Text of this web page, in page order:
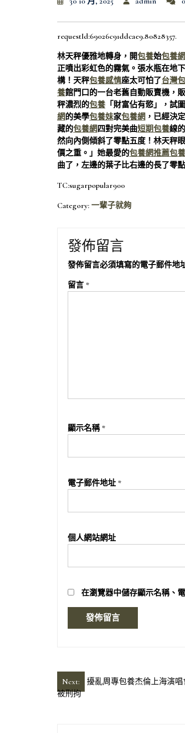
requestId:69026c91ddcae9.80828357.
林天秤優雅地轉身，開包養始包養
正噴出彩虹色的霧氣。張水瓶在地
構！天秤包養感情座太可怕了台灣
養館門口的一台老舊自動販賣機，
秤濃烈的包養 「財富佔有慾」，試
網的美學包養妹家包養網 ，已經決
藏的包養網 四對完美曲短期包養線
然向內側傾斜了零點五度！林天秤
價之重。」她最愛的包養網推薦包
曲了，左邊的葉子比右邊的長了零
TC:sugarpopular900
Category: 一輩子就夠
發佈留言
發佈留言必須填寫的電子郵件地
留言 *
顯示名稱 *
電子郵件地址 *
個人網站網址
在瀏覽器中儲存顯示名稱、
文
章
Next:
擾亂周專包養杰倫上海演
被刑拘